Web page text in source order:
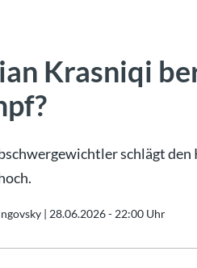
Krasniqi
schlägt den
| 28.06.2026 - 22:00 Uhr